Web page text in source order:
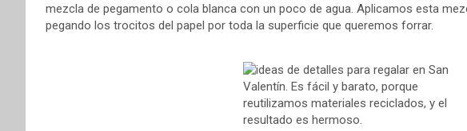
mezcla de pegamento o cola blanca con un poco de agua. Aplicamos esta
pegando los trocitos del papel por toda la superficie que queremos forrar.